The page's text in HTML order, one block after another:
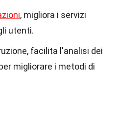
, migliora i servizi
utenti.
facilita l'analisi dei
migliorare i metodi di